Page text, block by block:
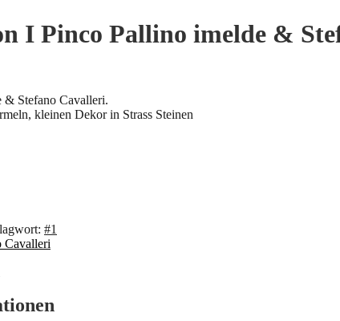
I Pinco Pallino imelde &
& Stefano Cavalleri.
kleinen Dekor in Strass Steinen
#1
Cavalleri